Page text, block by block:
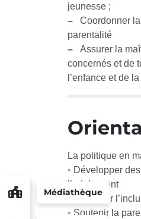
Médiathèque
jeunesse ;
– Coordonner la
parentalité
– Assurer la
concernés et de
l’enfance et de
La politique en
◦ Développer
l’adolescent
◦ Favoriser
◦ Soutenir la